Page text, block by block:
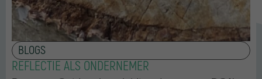
BLOGS
REFLECTIE ALS ONDERNEMER